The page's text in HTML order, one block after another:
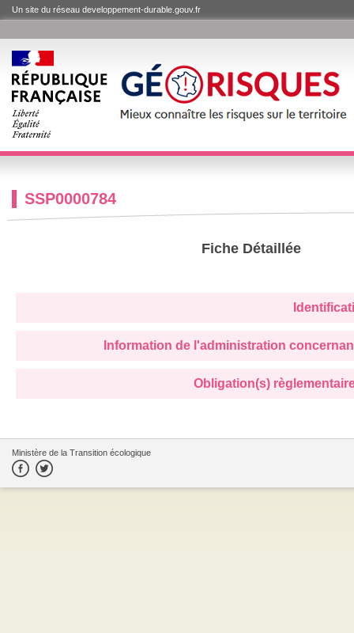
Un site du réseau developpement-durable.gouv.fr
SSP0000784
Fiche Détaillée
Information de l'administration
Obligation(s)
Ministère de la Transition écologique